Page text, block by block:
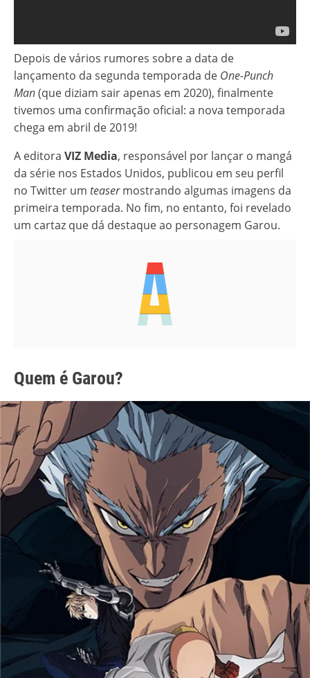
Depois de vários rumores sobre a data de
lançamento da segunda temporada de One-Punch
Man(que diziam sair apenas em 2020), finalmente
tivemos uma confirmação oficial: a nova temporada
chega em abril de 2019!
A editora VIZ Media, responsável por lançar o mangá
da série nos Estados Unidos, publicou em seu perfil
no Twitter um teasermostrando algumas imagens da
primeira temporada. No fim, no entanto, foi revelado
um cartaz que dá destaque ao personagem Garou.
Quem é Garou?